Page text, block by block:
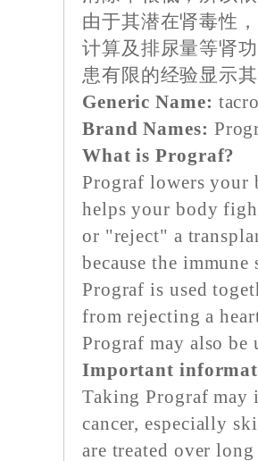
由于其潜在肾毒性
计算及排尿量等肾
患有限的经验显示
Generic Name:
Brand Names:
What is Prograf?
Prograf lowers your
helps your body
or "reject" a
because the
Prograf is used
from rejecting a
Prograf may also be
Important
Taking Prograf may
cancer, especially
are treated over